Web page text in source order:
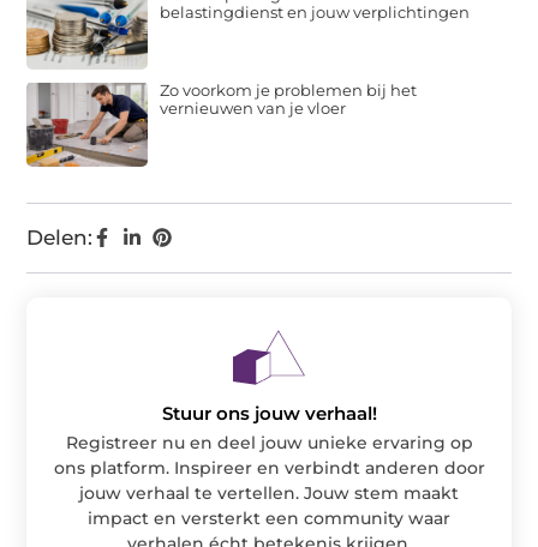
Delen:
belastingdienst en jouw verplichtingen
Zo voorkom je problemen bij het
vernieuwen van je vloer
Stuur ons jouw verhaal!
Registreer nu en deel jouw unieke ervaring op
ons platform. Inspireer en verbindt anderen door
jouw verhaal te vertellen. Jouw stem maakt
impact en versterkt een community waar